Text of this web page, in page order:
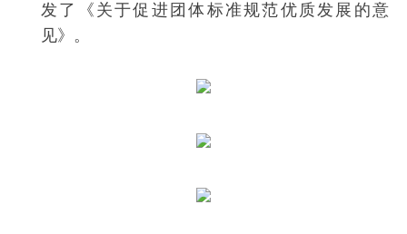
发了《关于促进团体标准规范优质发展的意
见》。